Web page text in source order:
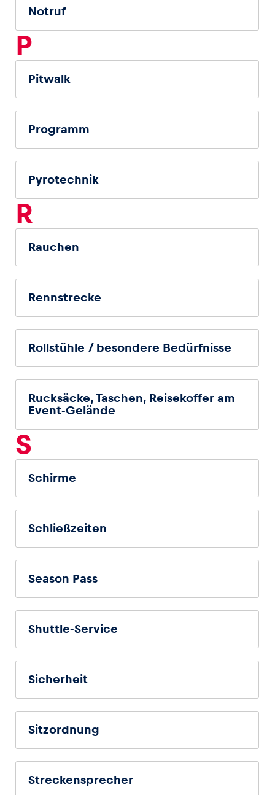
Notruf
P
Pitwalk
Programm
Pyrotechnik
R
Rauchen
Rennstrecke
Rollstühle / besondere Bedürfnisse
Rucksäcke, Taschen, Reisekoffer am
Event-Gelände
S
Schirme
Schließzeiten
Season Pass
Shuttle-Service
Sicherheit
Sitzordnung
Streckensprecher